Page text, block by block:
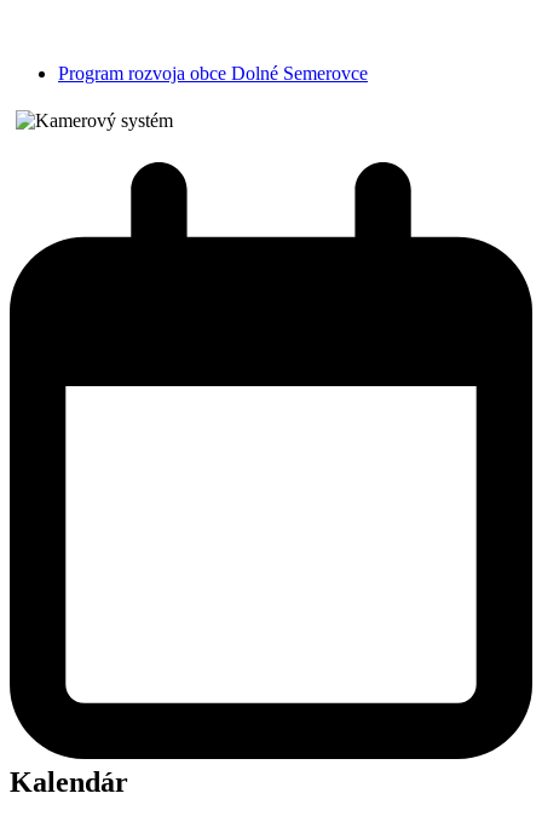
Program rozvoja obce Dolné Semerovce
Kalendár